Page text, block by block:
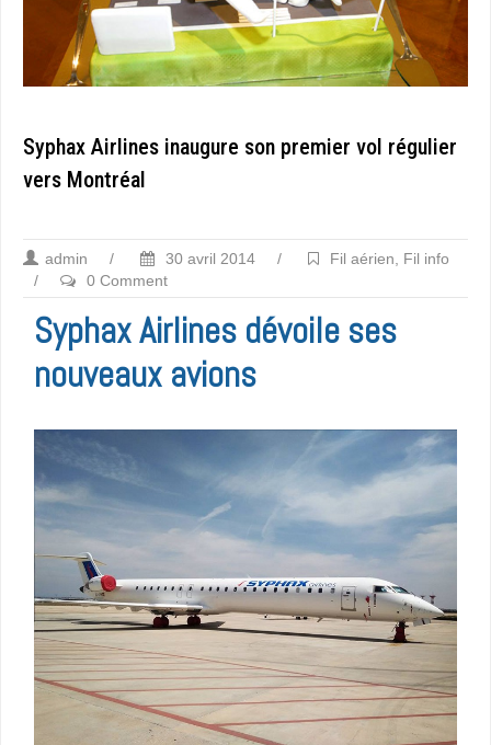
Syphax Airlines inaugure son premier vol régulier
vers Montréal
admin / 30 avril 2014 / Fil aérien
Fil info
/
0 Comment
Syphax Airlines dévoile ses
nouveaux avions